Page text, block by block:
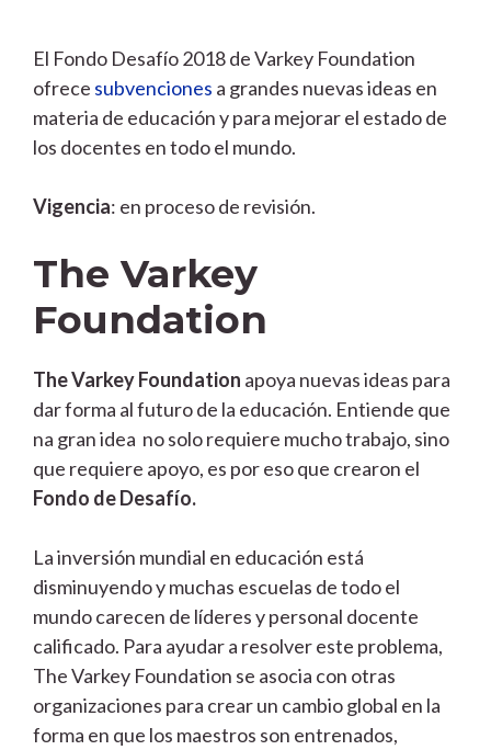
El Fondo Desafío 2018 de Varkey Foundation
ofrece subvenciones a grandes nuevas ideas en
materia de educación y para mejorar el estado de
los docentes en todo el mundo.
Vigencia: en proceso de revisión.
The Varkey
Foundation
The Varkey Foundation apoya nuevas ideas para
dar forma al futuro de la educación. Entiende que
na gran idea no solo requiere mucho trabajo, sino
que requiere apoyo, es por eso que crearon el
Fondo de Desafío.
La inversión mundial en educación está
disminuyendo y muchas escuelas de todo el
mundo carecen de líderes y personal docente
calificado. Para ayudar a resolver este problema,
The Varkey Foundation se asocia con otras
organizaciones para crear un cambio global en la
forma en que los maestros son entrenados,